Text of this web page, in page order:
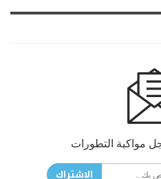
مواكبة التطورات
الاشتراك